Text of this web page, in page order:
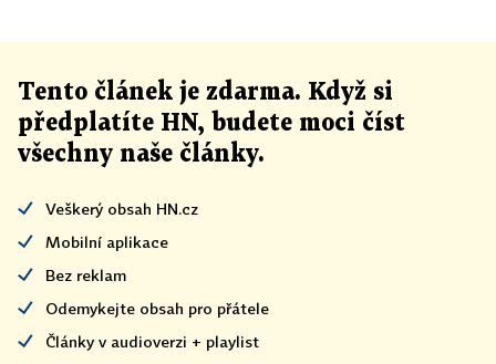
Tento článek je zdarma. Když si
předplatíte HN, budete moci číst
všechny naše články.
Veškerý obsah HN.cz
Mobilní aplikace
Bez reklam
Odemykejte obsah pro přátele
Články v audioverzi + playlist